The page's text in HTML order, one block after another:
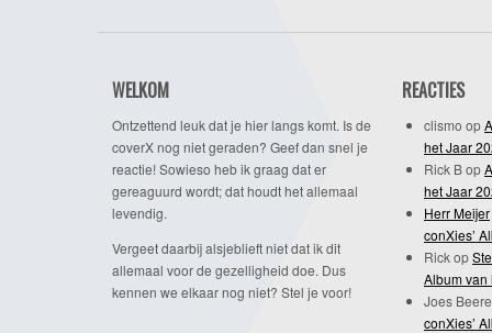
WELKOM
Ontzettend leuk dat je hier langs komt. Is de
coverX nog niet geraden? Geef dan snel je
reactie! Sowieso heb ik graag dat er
gereaguurd wordt; dat houdt het allemaal
levendig.
Vergeet daarbij alsjeblieft niet dat ik dit
allemaal voor de gezelligheid doe. Dus
kennen we elkaar nog niet? Stel je voor!
REACTIES
clismo op
het Jaar
Rick Bop
het Jaar
Herr Meijer
conXies’
Rickop
Album van
Joes
conXies’